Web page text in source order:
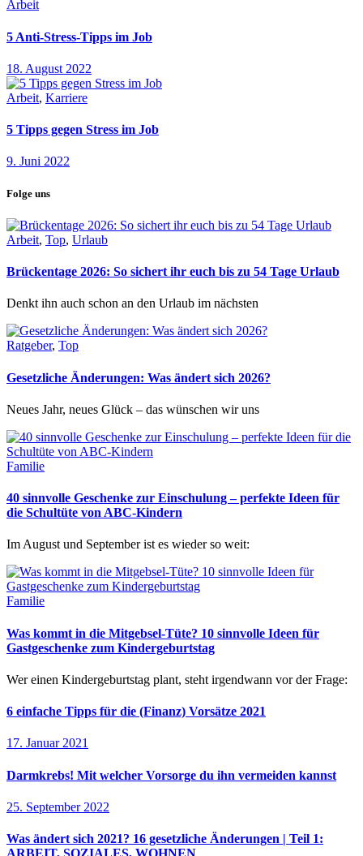
Arbeit
5 Anti-Stress-Tipps im Job
18. August 2022
Arbeit, Karriere
5 Tipps gegen Stress im Job
9. Juni 2022
Folge uns
Arbeit, Top, Urlaub
Brückentage 2026: So sichert ihr euch bis zu 54 Tage Urlaub
Denkt ihn auch schon an den Urlaub im nächsten
Ratgeber, Top
Gesetzliche Änderungen: Was ändert sich 2026?
Neues Jahr, neues Glück – das wünschen wir uns
Familie
40 sinnvolle Geschenke zur Einschulung – perfekte Ideen für
die Schultüte von ABC-Kindern
Im August und September ist es wieder so weit:
Familie
Was kommt in die Mitgebsel-Tüte? 10 sinnvolle Ideen für
Gastgeschenke zum Kindergeburtstag
Wer einen Kindergeburtstag plant, steht irgendwann vor der Frage:
6 einfache Tipps für die (Finanz) Vorsätze 2021
17. Januar 2021
Darmkrebs! Mit welcher Vorsorge du ihn vermeiden kannst
25. September 2022
Was ändert sich 2021? 16 gesetzliche Änderungen | Teil 1: